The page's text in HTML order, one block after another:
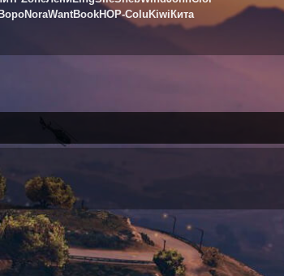
NoraWantBookНОР-ColuKiwiКита